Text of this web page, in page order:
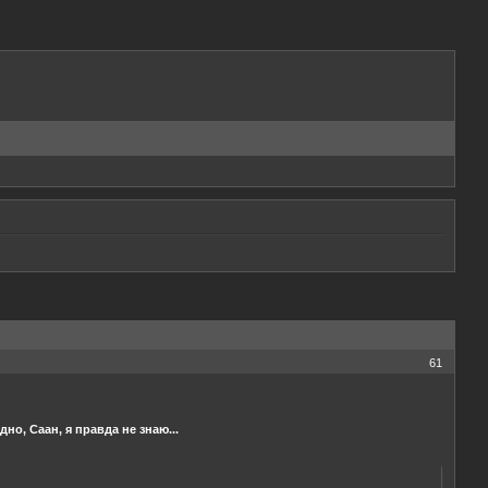
61
Саан, я правда не знаю...